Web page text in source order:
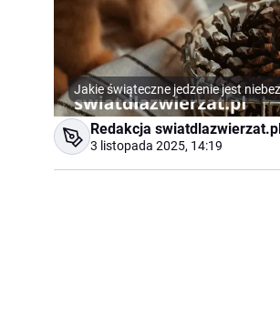
Jakie świąteczne jedzenie jest
Redakcja
3 listopada 2025, 14:19